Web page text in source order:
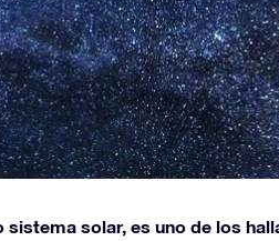
solar, es uno de los